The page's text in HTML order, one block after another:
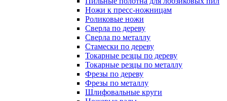
Ножи к пресс-ножницам
Роликовые ножи
Сверла по дереву
Сверла по металлу
Стамески по дереву
Токарные резцы по дереву
Токарные резцы по металлу
Фрезы по дереву
Фрезы по металлу
Шлифовальные круги